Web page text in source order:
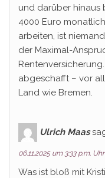
und darüber hinaus
4000 Euro
arbeiten, ist
der Maximal-
abgeschafft – vor
Land wie Bremen.
Ulrich Maas
06.11.2025 um 3:33 p.m. Uhr
Was ist bloß mit